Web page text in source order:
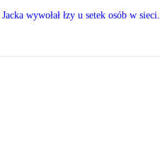
wywołał łzy u setek osób w